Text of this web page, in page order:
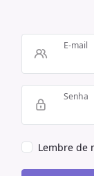
E-mail
Senha
Lembre de